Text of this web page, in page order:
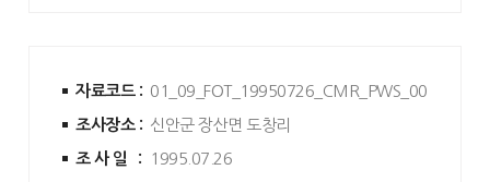
자료코드 : 01_09_FOT_19950726_CMR_PWS_004
조사장소 : 신안군 장산면 도창리
조사일 : 1995.07.26